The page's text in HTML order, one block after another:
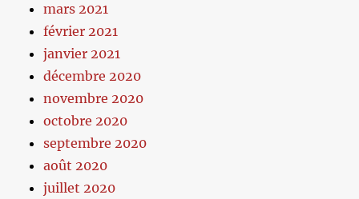
mars 2021
février 2021
janvier 2021
décembre 2020
novembre 2020
octobre 2020
septembre 2020
août 2020
juillet 2020